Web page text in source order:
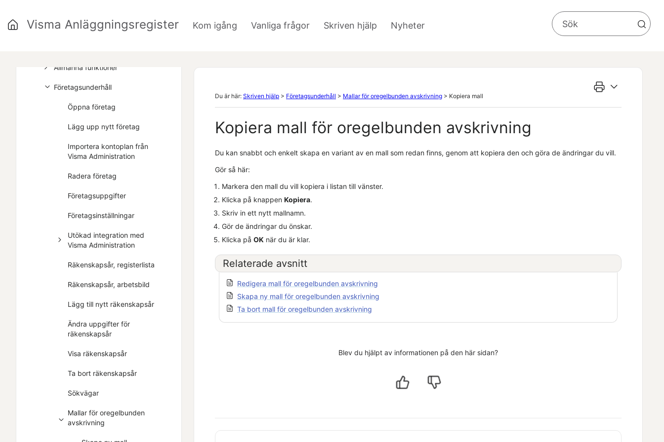
Kom igång Vanliga frågor Skriven hjälp Nyheter
Visma Anläggningsregister
Skriven hjälp
Allmänna funktioner
Företagsunderhåll
Öppna företag
Lägg upp nytt företag
Importera kontoplan från
Visma Administration
Radera företag
Företagsuppgifter
Företagsinställningar
Utökad integration med
Visma Administration
Räkenskapsår, registerlista
Räkenskapsår, arbetsbild
Lägg till nytt räkenskapsår
Ändra uppgifter för
räkenskapsår
Visa räkenskapsår
Ta bort räkenskapsår
Sökvägar
Mallar för oregelbunden
avskrivning
Du är här: Skriven hjälp > Företagsunderhåll > Mallar för oregelbunden avskrivning > Kopiera mall
Kopiera mall för oregelbunden avskrivning
Du kan snabbt och enkelt skapa en variant av en mall som redan finns, genom att kopiera den och göra de ändringar du vill.
Gör så här:
Markera den mall du vill kopiera i listan till vänster.
Klicka på knappen Kopiera.
Skriv in ett nytt mallnamn.
Gör de ändringar du önskar.
Klicka på OK när du är klar.
Relaterade avsnitt
Redigera mall för oregelbunden avskrivning
Skapa ny mall för oregelbunden avskrivning
Ta bort mall för oregelbunden avskrivning
Blev du hjälpt av informationen på den här sidan?